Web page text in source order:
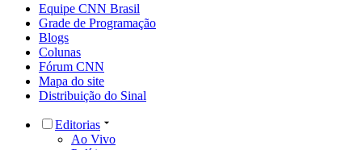
Equipe CNN Brasil
Grade de Programação
Blogs
Colunas
Fórum CNN
Mapa do site
Distribuição do Sinal
Editorias
Ao Vivo